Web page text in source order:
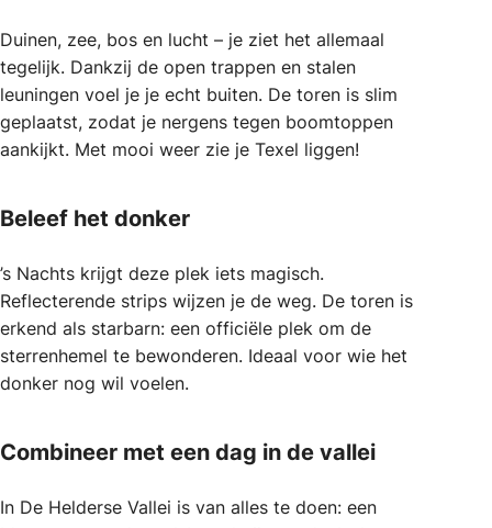
Duinen, zee, bos en lucht – je ziet het allemaal
tegelijk. Dankzij de open trappen en stalen
leuningen voel je je echt buiten. De toren is slim
geplaatst, zodat je nergens tegen boomtoppen
aankijkt. Met mooi weer zie je Texel liggen!
Beleef het donker
’s Nachts krijgt deze plek iets magisch.
Reflecterende strips wijzen je de weg. De toren is
erkend als starbarn: een officiële plek om de
sterrenhemel te bewonderen. Ideaal voor wie het
donker nog wil voelen.
Combineer met een dag in de vallei
In De Helderse Vallei is van alles te doen: een